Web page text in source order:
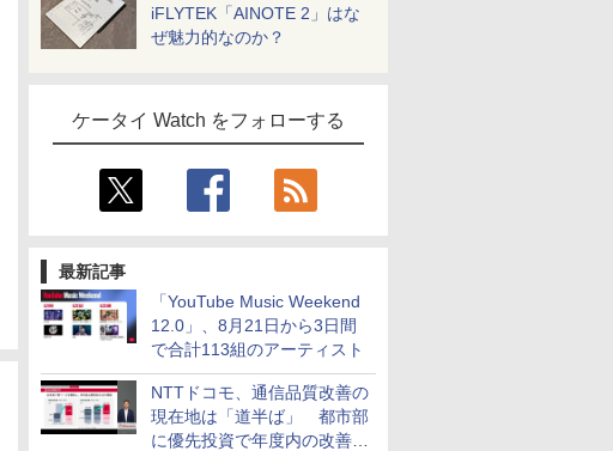
iFLYTEK「AINOTE 2」はな
ぜ魅力的なのか？
ケータイ Watch をフォローする
最新記事
「YouTube Music Weekend
12.0」、8月21日から3日間
で合計113組のアーティスト
NTTドコモ、通信品質改善の
現在地は「道半ば」 都市部
に優先投資で年度内の改善目